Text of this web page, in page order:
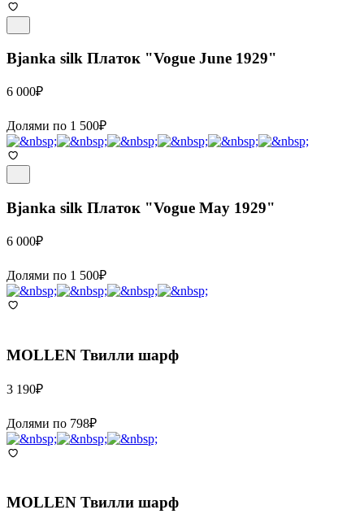
Bjanka silk Платок "Vogue June 1929"
6 000₽
Долями по 1 500₽
Bjanka silk Платок "Vogue May 1929"
6 000₽
Долями по 1 500₽
MOLLEN Твилли шарф
3 190₽
Долями по 798₽
MOLLEN Твилли шарф